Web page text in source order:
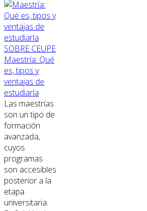
SOBRE CEUPE
Maestría: Qué
es, tipos y
ventajas de
estudiarla
Las maestrías
son un tipo de
formación
avanzada,
cuyos
programas
son accesibles
posterior a la
etapa
universitaria.